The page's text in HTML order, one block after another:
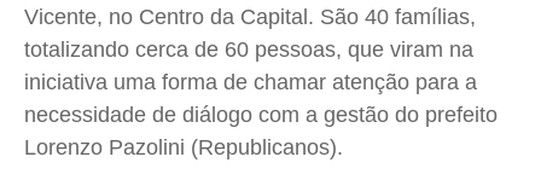
Cultura
Colunas
Cultura
Colunas
Cultura
Colunas
Cultura
Colunas
Vicente, no Centro da Capital. São 40 famílias,
totalizando cerca de 60 pessoas, que viram na
iniciativa uma forma de chamar atenção para a
necessidade de diálogo com a gestão do prefeito
Lorenzo Pazolini (Republicanos).